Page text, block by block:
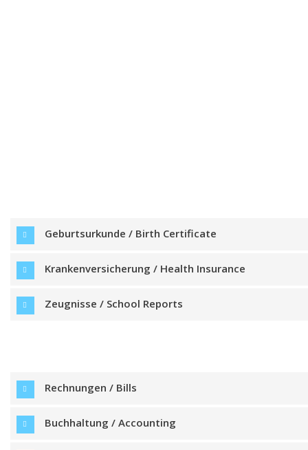
Geburtsurkunde / Birth Certificate
Krankenversicherung / Health Insurance
Zeugnisse / School Reports
Rechnungen / Bills
Buchhaltung / Accounting